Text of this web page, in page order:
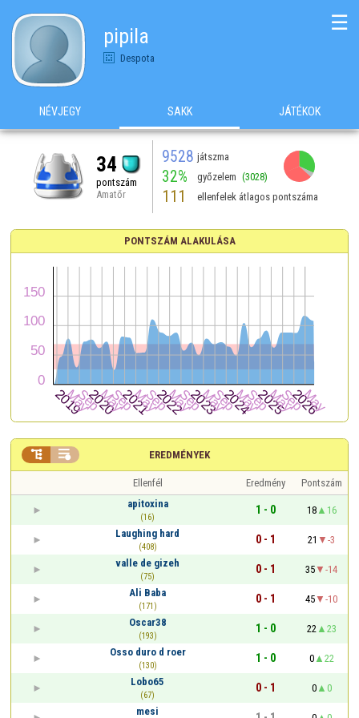
pipila
Despota
☰
NÉVJEGY SAKK JÁTÉKOK
34
pontszám
Amatőr
9528 játszma
32% győzelem (3028)
111 ellenfelek átlagos pontszáma
PONTSZÁM ALAKULÁSA
EREDMÉNYEK
 
Ellenfél Eredmény
Pontszám
apitoxina
(16)
1 - 0 18
16
Laughing hard
(408)
0 - 1 21
-3
valle de gizeh
(75)
0 - 1 35
-14
Ali Baba
(171)
0 - 1 45
-10
Oscar38
(193)
1 - 0 22
23
Osso duro d roer
(130)
1 - 0 0
22
Lobo65
(67)
0 - 1 0
0
mesi